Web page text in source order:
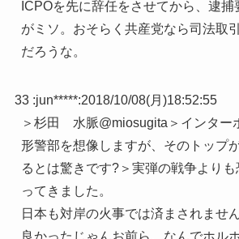
ICPOを先に辞任をさせてから、逮
がミソ。おそらく共産党なら司法取
だろうな。
33 :jun*****:2018/10/08(月)18:52:55
＞杉田 水脈@miosugita＞インター
形警部を想像しますが、そのトップ
るとは驚きです?＞実弾の戦争より
ってきました。
日本も対岸の火事では済まされませ
良かったじゃんお前ら、なんでホル